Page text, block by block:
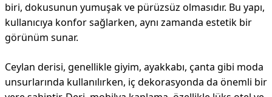
biri, dokusunun yumuşak ve pürüzsüz olmasıdır. Bu yapı,
kullanıcıya konfor sağlarken, aynı zamanda estetik bir
görünüm sunar.
Ceylan derisi, genellikle giyim, ayakkabı, çanta gibi moda
unsurlarında kullanılırken, iç dekorasyonda da önemli bir